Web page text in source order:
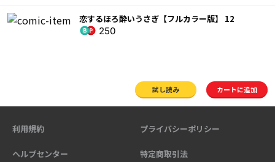
恋するほろ酔いうさぎ【フルカラー版】 12
250
試し読み カートに追加
利用規約 プライバシーポリシー
ヘルプセンター 特定商取引法